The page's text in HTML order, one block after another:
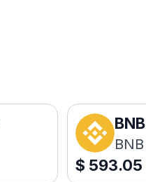
BNB
BNB
$ 593.05